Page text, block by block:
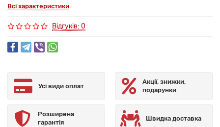
Всі характеристики
Відгуків: 0
Усі види оплат
Акції, знижки,
подарунки
Розширена
гарантія
Швидка доставка